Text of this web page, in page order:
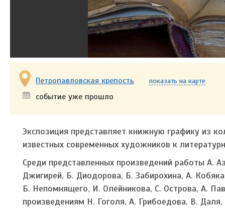
Петропавловская крепость показать на карте
событие уже прошло
Экспозиция представляет книжную графику из
известных современных художников к
Среди представленных произведений работы А.
Джигирей, Б. Диодорова, Б. Забирохина, А.
Б. Непомнящего, И. Олейникова, С. Острова, А.
произведениям Н. Гоголя, А. Грибоедова, В.